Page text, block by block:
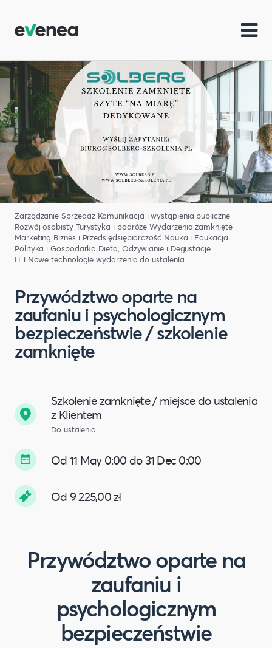
Zarządzanie Sprzedaż Komunikacja i wystąpienia publiczne
Rozwój osobisty Turystyka i podróże Wydarzenia zamknięte
Marketing Biznes i Przedsiędsiębiorczość Nauka i Edukacja
Polityka i Gospodarka Dieta, Odżywianie i Degustacje
IT i Nowe technologie wydarzenia do ustalenia
Przywództwo oparte na
zaufaniu i psychologicznym
bezpieczeństwie / szkolenie
zamknięte
Szkolenie zamknięte / miejsce do ustalenia
z Klientem
Do ustalenia
Od 11 May 0:00 do 31 Dec 0:00
Od 9 225,00 zł
Przywództwo oparte na
zaufaniu i
psychologicznym
bezpieczeństwie